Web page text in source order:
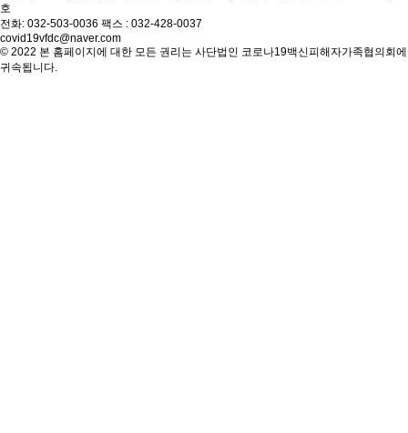
호
전화: 032-503-0036 팩스 : 032-428-0037
covid19vfdc@naver.com
© 2022 본 홈페이지에 대한 모든 권리는 사단법인 코로나19백신피해자가족협의회에
귀속됩니다.